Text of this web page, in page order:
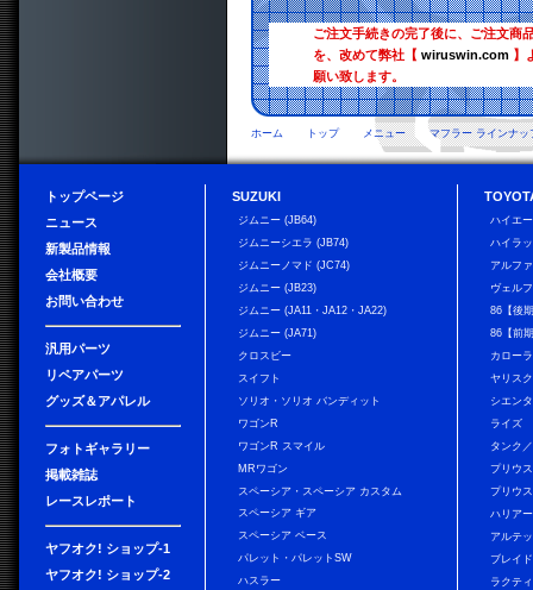
ご注文手続きの完了後に、ご注文商
を、改めて弊社【wiruswin.com 】
願い致します。
ホーム トップ メニュー マフラー ラインナッ
トップページ
ニュース
新製品情報
会社概要
お問い合わせ
汎用パーツ
リペアパーツ
グッズ＆アパレル
フォトギャラリー
掲載雑誌
レースレポート
ヤフオク! ショップ-1
ヤフオク! ショップ-2
SUZUKI
ジムニー (JB64)
ジムニーシエラ (JB74)
ジムニーノマド (JC74)
ジムニー (JB23)
ジムニー (JA11・JA12・JA22)
ジムニー (JA71)
クロスビー
スイフト
ソリオ・ソリオ バンディット
ワゴンR
ワゴンR スマイル
MRワゴン
スペーシア・スペーシア カスタム
スペーシア ギア
スペーシア ベース
パレット・パレットSW
ハスラー
ハイエ
ハイラ
アルフ
ヴェル
86【後
86【前
カロー
ヤリス
シエンタ
ライズ
タンク
プリウス
プリウ
ハリアー
アルテ
ブレイド
ラクテ